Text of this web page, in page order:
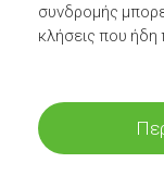
συνδρομής
κλήσεις που ήδη